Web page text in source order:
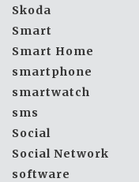
Skoda
Smart
Smart Home
smartphone
smartwatch
sms
Social
Social Network
software